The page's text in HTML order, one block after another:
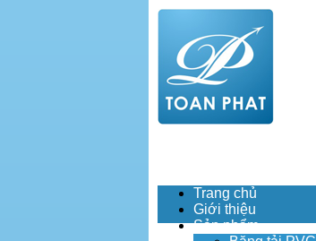
Trang chủ
Giới thiệu
Sản phẩm